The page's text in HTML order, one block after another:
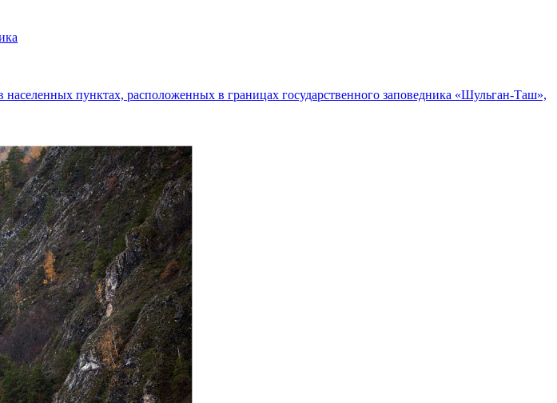
пунктах, расположенных в границах государственного заповедника «Шульган-Таш»,